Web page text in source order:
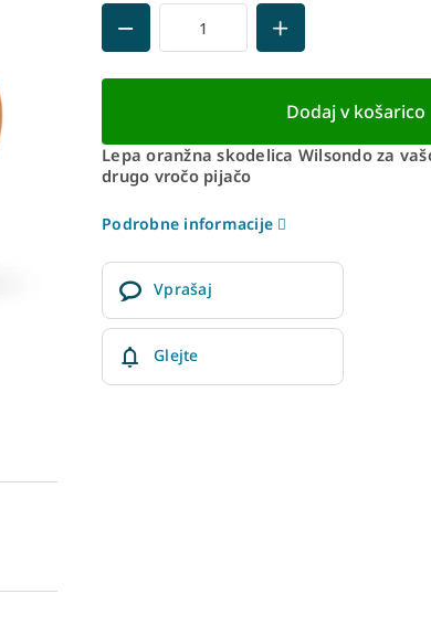
Dodaj v košarico
Lepa oranžna skodelica Wilsondo za
drugo vročo pijačo
Podrobne informacije
Vprašaj
Glejte